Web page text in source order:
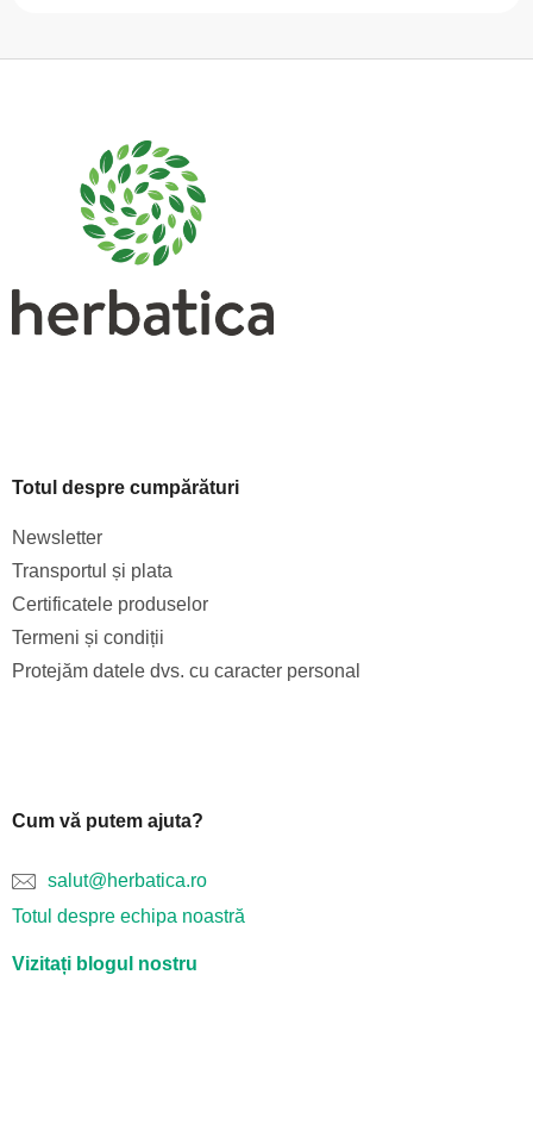
Totul despre cumpărături
Newsletter
Transportul și plata
Certificatele produselor
Termeni și condiții
Protejăm datele dvs. cu caracter personal
Cum vă putem ajuta?
salut@herbatica.ro
Totul despre echipa noastră
Vizitați blogul nostru